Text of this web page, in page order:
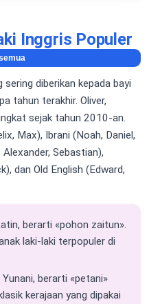
Inggris Populer
diberikan kepada bayi
tahun terakhir. Oliver,
sejak tahun 2010-an.
Max), Ibrani (Noah, Daniel,
Sebastian),
dan Old English (Edward,
berarti «pohon zaitun».
laki-laki terpopuler di
berarti «petani»
kerajaan yang dipakai